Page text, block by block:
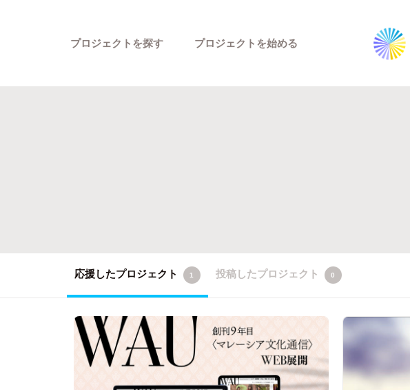
プロジェクトを探す プロジェクトを始める
応援したプロジェクト 1 投稿したプロジェクト 0